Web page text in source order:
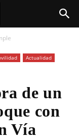
Actualidad
de un
con
Vía